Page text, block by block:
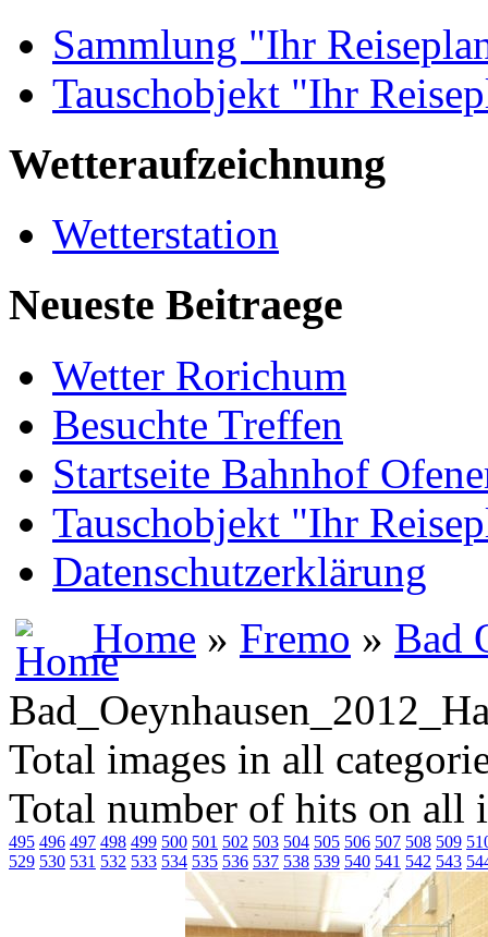
Sammlung "Ihr
Tauschobjekt "Ihr
Wetteraufzeichnung
Wetterstation
Neueste Beitraege
Wetter Rorichum
Besuchte Treffen
Startseite Bahnhof
Tauschobjekt "Ihr
Datenschutzerklärung
Home » Fremo » Bad
Total images in all
Total number of hits on all
495 496 497 498 499 500 501 502 503 504 505 506 507 508 509
529 530 531 532 533 534 535 536 537 538 539 540 541 542 543